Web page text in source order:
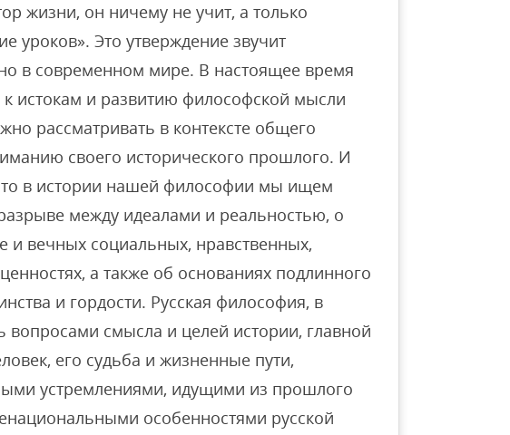
жизни, он ничему не учит, а только
уроков». Это утверждение звучит
в современном мире. В настоящее время
истокам и развитию философской мысли
рассматривать в контексте общего
своего исторического прошлого. И
в истории нашей философии мы ищем
между идеалами и реальностью, о
и вечных социальных, нравственных,
а также об основаниях подлинного
и гордости. Русская философия, в
вопросами смысла и целей истории, главной
его судьба и жизненные пути,
устремлениями, идущими из прошлого
особенностями русской